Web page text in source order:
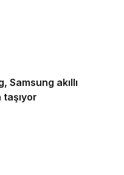
Samsung akıllı